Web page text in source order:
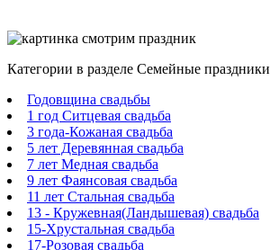
Категории в разделе Семейные праздники
Годовщина свадьбы
1 год Ситцевая свадьба
3 года-Кожаная свадьба
5 лет Деревянная свадьба
7 лет Медная свадьба
9 лет Фаянсовая свадьба
11 лет Стальная свадьба
13 - Кружевная(Ландышевая) свадьба
15-Хрустальная свадьба
17-Розовая свадьба